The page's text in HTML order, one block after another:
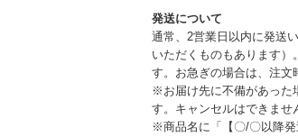
発送について
通常、2営業日以内に発送
いただくものもあります
す。お急ぎの場合は、注文
※お届け先に不備があった
す。キャンセルはできませ
※商品名に「【〇/〇以降